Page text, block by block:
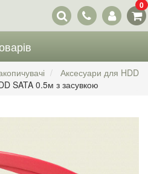
Наші
контакти
0
Аксесуари для HDD
SATA 0.5м з засувкою